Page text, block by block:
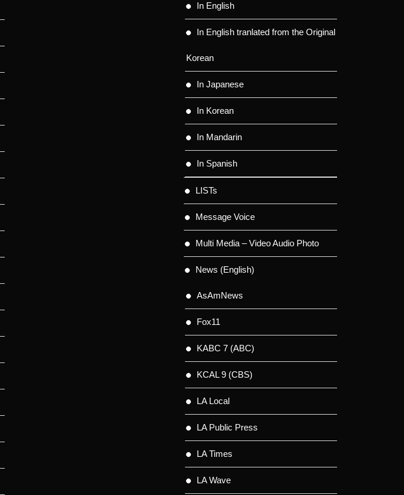
In English
In English tranlated from the Original
Korean
In Japanese
In Korean
In Mandarin
In Spanish
LISTs
Message Voice
Multi Media – Video Audio Photo
News (English)
AsAmNews
Fox11
KABC 7 (ABC)
KCAL 9 (CBS)
LA Local
LA Public Press
LA Times
LA Wave